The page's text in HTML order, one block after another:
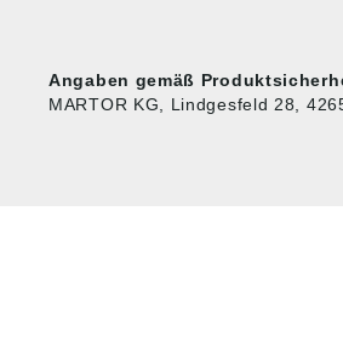
Angaben gemäß
MARTOR KG, Lindgesfeld 28,